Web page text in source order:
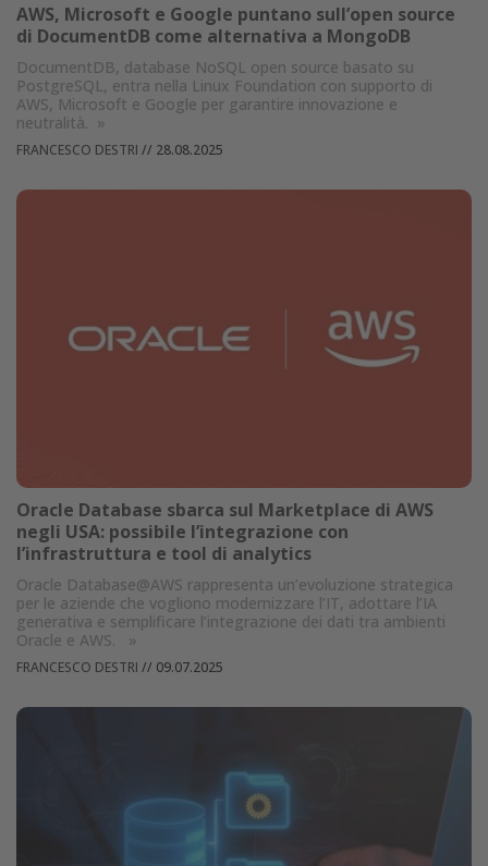
AWS, Microsoft e Google puntano sull’open source
di DocumentDB come alternativa a MongoDB
DocumentDB, database NoSQL open source basato su
PostgreSQL, entra nella Linux Foundation con supporto di
AWS, Microsoft e Google per garantire innovazione e
neutralità. »
FRANCESCO DESTRI // 28.08.2025
Oracle Database sbarca sul Marketplace di AWS
negli USA: possibile l’integrazione con
l’infrastruttura e tool di analytics
Oracle Database@AWS rappresenta un’evoluzione strategica
per le aziende che vogliono modernizzare l’IT, adottare l’IA
generativa e semplificare l’integrazione dei dati tra ambienti
Oracle e AWS.
»
FRANCESCO DESTRI // 09.07.2025